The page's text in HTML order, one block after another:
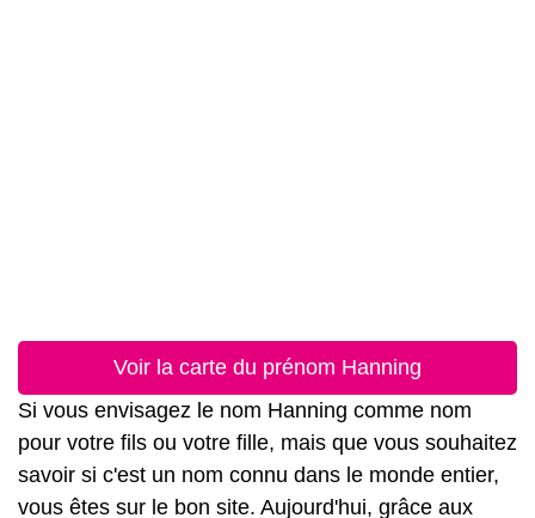
Voir la carte du prénom Hanning
Si vous envisagez le nom Hanning comme nom
pour votre fils ou votre fille, mais que vous souhaitez
savoir si c'est un nom connu dans le monde entier,
vous êtes sur le bon site. Aujourd'hui, grâce aux